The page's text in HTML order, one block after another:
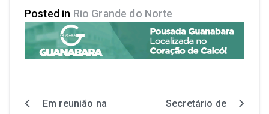
Posted in Rio Grande do Norte
Em reunião na
Secretário de